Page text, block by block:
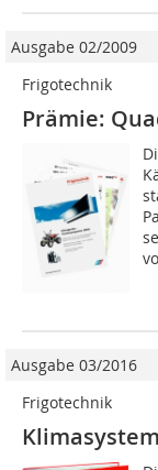
Ausgabe 02/2009
Frigotechnik
Prämie:
Ausgabe 03/2016
Frigotechnik